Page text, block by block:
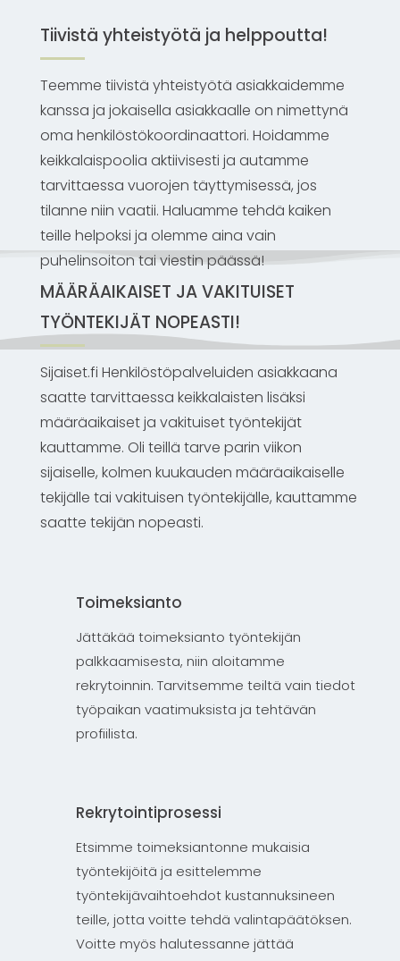
Tiivistä yhteistyötä ja helppoutta!
Teemme tiivistä yhteistyötä asiakkaidemme
kanssa ja jokaisella asiakkaalle on nimettynä
oma henkilöstökoordinaattori. Hoidamme
keikkalaispoolia aktiivisesti ja autamme
tarvittaessa vuorojen täyttymisessä, jos
tilanne niin vaatii. Haluamme tehdä kaiken
teille helpoksi ja olemme aina vain
puhelinsoiton tai viestin päässä!
MÄÄRÄAIKAISET JA VAKITUISET
TYÖNTEKIJÄT NOPEASTI!
Sijaiset.fi Henkilöstöpalveluiden asiakkaana
saatte tarvittaessa keikkalaisten lisäksi
määräaikaiset ja vakituiset työntekijät
kauttamme. Oli teillä tarve parin viikon
sijaiselle, kolmen kuukauden määräaikaiselle
tekijälle tai vakituisen työntekijälle, kauttamme
saatte tekijän nopeasti.
Toimeksianto
Jättäkää toimeksianto työntekijän
palkkaamisesta, niin aloitamme
rekrytoinnin. Tarvitsemme teiltä vain tiedot
työpaikan vaatimuksista ja tehtävän
profiilista.
Rekrytointiprosessi
Etsimme toimeksiantonne mukaisia
työntekijöitä ja esittelemme
työntekijävaihtoehdot kustannuksineen
teille, jotta voitte tehdä valintapäätöksen.
Voitte myös halutessanne jättää